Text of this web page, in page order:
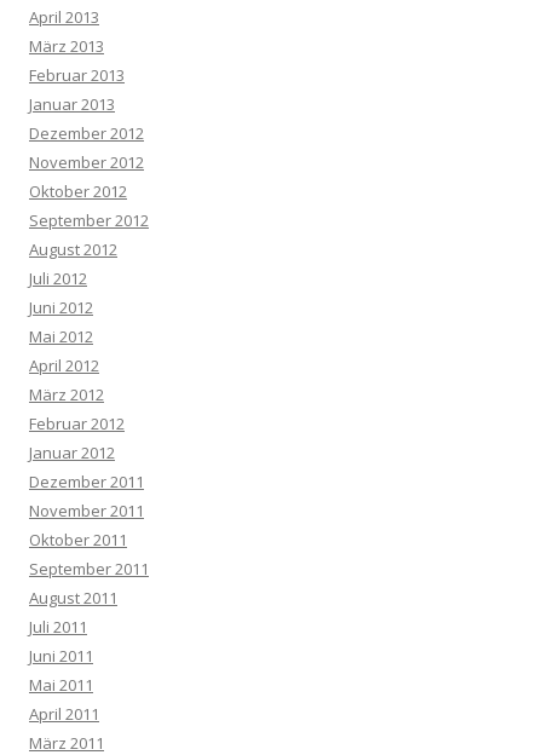
April 2013
März 2013
Februar 2013
Januar 2013
Dezember 2012
November 2012
Oktober 2012
September 2012
August 2012
Juli 2012
Juni 2012
Mai 2012
April 2012
März 2012
Februar 2012
Januar 2012
Dezember 2011
November 2011
Oktober 2011
September 2011
August 2011
Juli 2011
Juni 2011
Mai 2011
April 2011
März 2011